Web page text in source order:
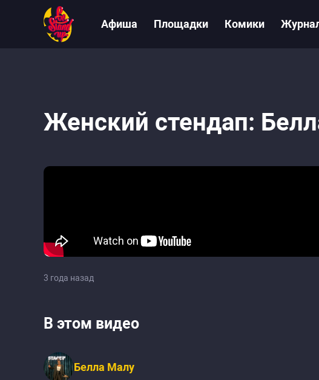
Афиша Площадки Комики
Женский стендап:
3 года назад
В этом видео
Белла Малу